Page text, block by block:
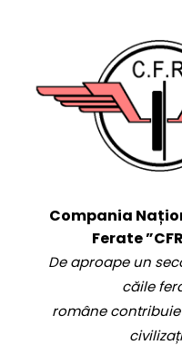
Compania
Ferate
De aproape un
căile
române